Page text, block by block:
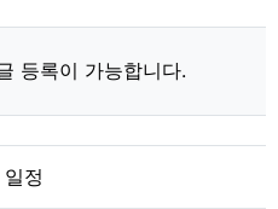
등록이 가능합니다.
정